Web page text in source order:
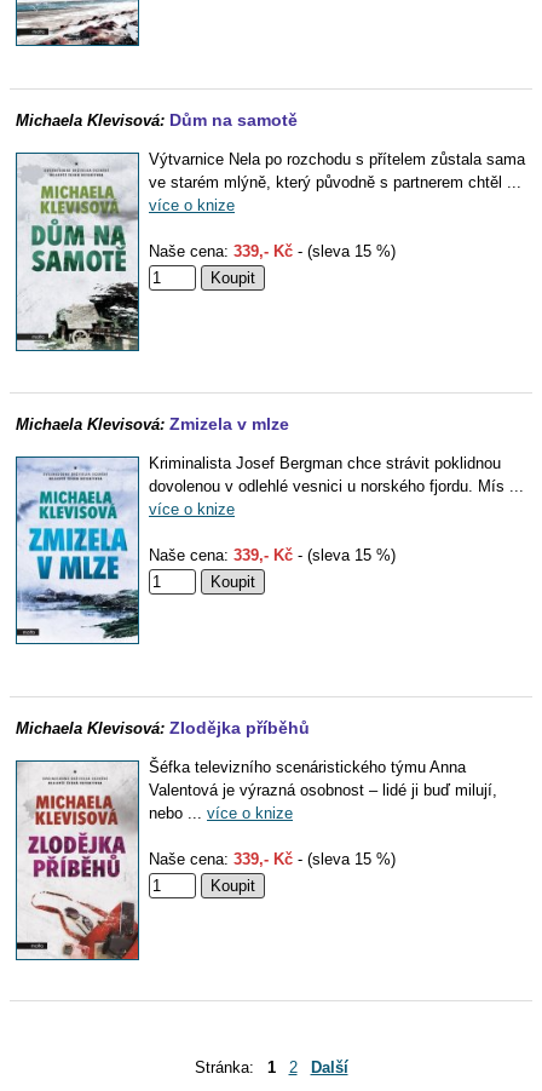
Michaela Klevisová: Dům na samotě
Výtvarnice Nela po rozchodu s přítelem zůstala sama
ve starém mlýně, který původně s partnerem chtěl ...
více o knize
Naše cena: 339,- Kč - (sleva 15 %)
Michaela Klevisová: Zmizela v mlze
Kriminalista Josef Bergman chce strávit poklidnou
dovolenou v odlehlé vesnici u norského fjordu. Mís ...
více o knize
Naše cena: 339,- Kč - (sleva 15 %)
Michaela Klevisová: Zlodějka příběhů
Šéfka televizního scenáristického týmu Anna
Valentová je výrazná osobnost – lidé ji buď milují,
nebo ... více o knize
Naše cena: 339,- Kč - (sleva 15 %)
Stránka: 1 2 Další